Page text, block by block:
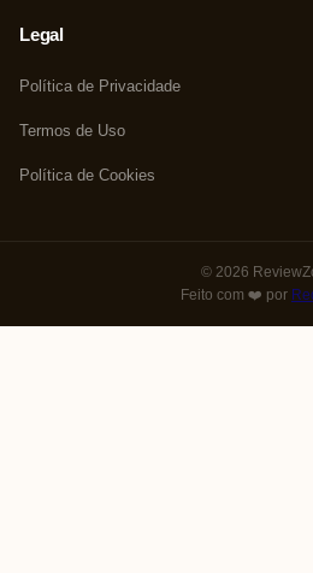
Legal
Política de Privacidade
Termos de Uso
Política de Cookies
© 2026
Feito com ❤️ por